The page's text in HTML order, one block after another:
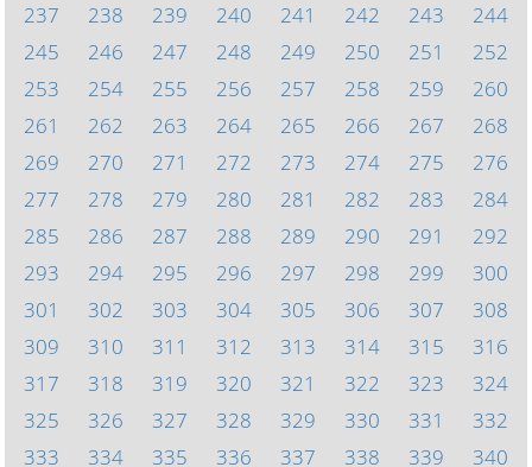
237
238 239 240 241 242 243
244
245
246 247 248 249 250 251
252
253
254 255 256 257 258 259
260
261
262 263 264 265 266 267
268
269
270 271 272 273 274 275
276
277
278 279 280 281 282 283
284
285
286 287 288 289 290 291
292
293
294 295 296 297 298 299
300
301
302 303 304 305 306 307
308
309
310 311 312 313 314 315
316
317
318 319 320 321 322 323
324
325
326 327 328 329 330 331
332
333
334 335 336 337 338 339 340